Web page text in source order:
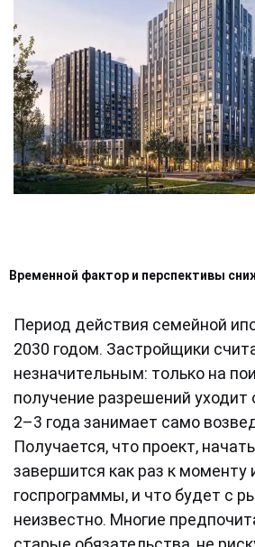
Временной фактор и перспективы
Период действия семейной
2030 годом. Застройщики
незначительным: только на
получение разрешений уходит
2–3 года занимает само
Получается, что проект,
завершится как раз к моменту
госпрограммы, и что будет с
неизвестно. Многие